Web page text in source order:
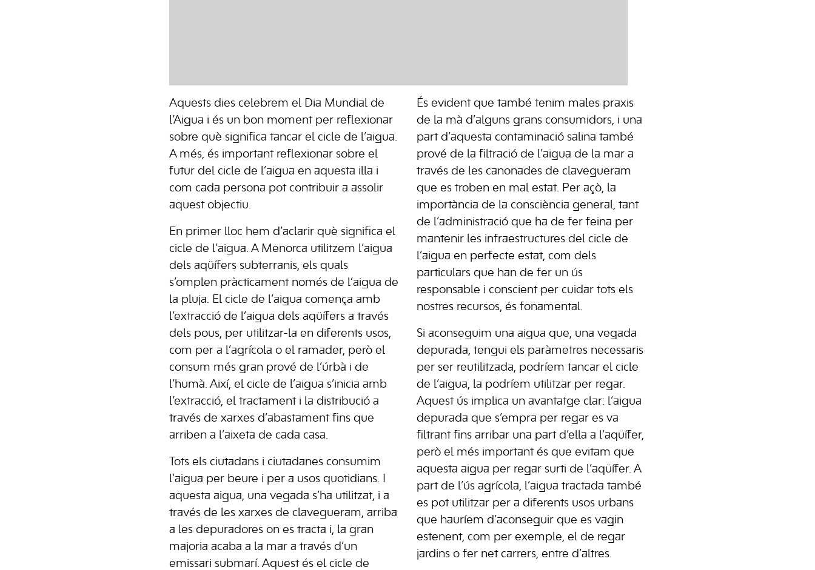
Aquests dies celebrem el Dia Mundial de
l’Aigua i és un bon moment per reflexionar
sobre què significa tancar el cicle de l’aigua.
A més, és important reflexionar sobre el
futur del cicle de l’aigua en aquesta illa i
com cada persona pot contribuir a assolir
aquest objectiu.
En primer lloc hem d’aclarir què significa el
cicle de l’aigua. A Menorca utilitzem l’aigua
dels aqüífers subterranis, els quals
s’omplen pràcticament només de l’aigua de
la pluja. El cicle de l’aigua comença amb
l’extracció de l’aigua dels aqüífers a través
dels pous, per utilitzar-la en diferents usos,
com per a l’agrícola o el ramader, però el
consum més gran prové de l’úrbà i de
l’humà. Així, el cicle de l’aigua s’inicia amb
l’extracció, el tractament i la distribució a
través de xarxes d’abastament fins que
arriben a l’aixeta de cada casa.
Tots els ciutadans i ciutadanes consumim
l’aigua per beure i per a usos quotidians. I
aquesta aigua, una vegada s’ha utilitzat, i a
través de les xarxes de clavegueram, arriba
a les depuradores on es tracta i, la gran
majoria acaba a la mar a través d’un
emissari submarí. Aquest és el cicle de
És evident que també tenim males praxis
de la mà d’alguns grans consumidors, i una
part d’aquesta contaminació salina també
prové de la filtració de l’aigua de la mar a
través de les canonades de clavegueram
que es troben en mal estat. Per açò, la
importància de la consciència general, tant
de l’administració que ha de fer feina per
mantenir les infraestructures del cicle de
l’aigua en perfecte estat, com dels
particulars que han de fer un ús
responsable i conscient per cuidar tots els
nostres recursos, és fonamental.
Si aconseguim una aigua que, una vegada
depurada, tengui els paràmetres necessaris
per ser reutilitzada, podríem tancar el cicle
de l’aigua, la podríem utilitzar per regar.
Aquest ús implica un avantatge clar: l’aigua
depurada que s’empra per regar es va
filtrant fins arribar una part d’ella a l’aqüífer,
però el més important és que evitam que
aquesta aigua per regar surti de l’aqüífer. A
part de l’ús agrícola, l’aigua tractada també
es pot utilitzar per a diferents usos urbans
que hauríem d’aconseguir que es vagin
estenent, com per exemple, el de regar
jardins o fer net carrers, entre d’altres.